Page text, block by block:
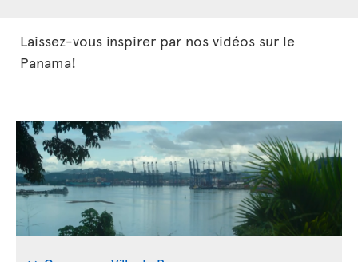
Laissez-vous inspirer par nos vidéos sur le
Panama!